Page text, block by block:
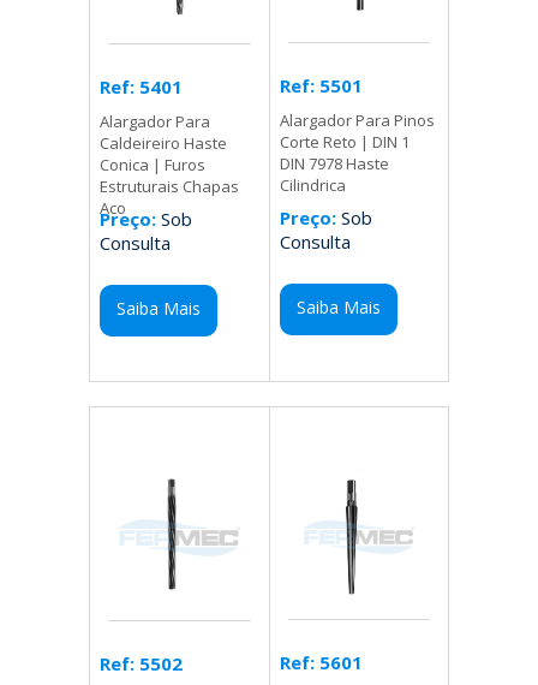
Ref: 5401
Alargador Para
Caldeireiro Haste
Conica | Furos
Estruturais Chapas
Aco
Preço: Sob
Consulta
Saiba Mais
Ref: 5501
Alargador Para Pinos
Corte Reto | DIN 1
DIN 7978 Haste
Cilindrica
Preço:Sob
Consulta
Saiba Mais
Ref: 5502 Ref: 5601